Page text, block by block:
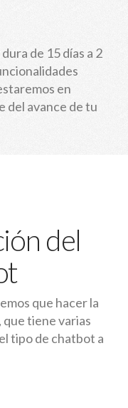
de 15 días a 2
en
del avance de tu
del
que hacer la
tiene varias
tipo de chatbot a